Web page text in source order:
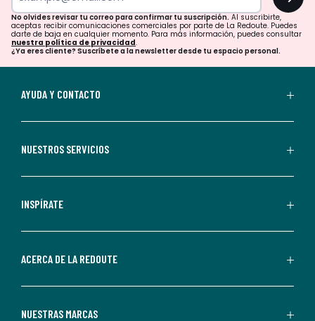
para
confirmar
tu
suscripción.
aceptas
comerciales
personalizadas
parte
Redoute.
No olvides revisar tu correo para confirmar tu suscripción. Al suscribirte,
aceptas recibir comunicaciones comerciales por parte de La Redoute. Puedes
darte de baja en cualquier momento. Para más información, puedes consultar
nuestra política de privacidad.
¿Ya eres cliente? Suscríbete a la newsletter desde tu espacio personal.
AYUDA Y CONTACTO
NUESTROS SERVICIOS
INSPÍRATE
ACERCA DE LA REDOUTE
NUESTRAS MARCAS